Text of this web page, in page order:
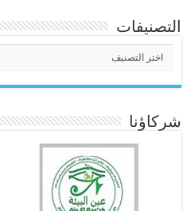
التصنيفات
شركاؤنا